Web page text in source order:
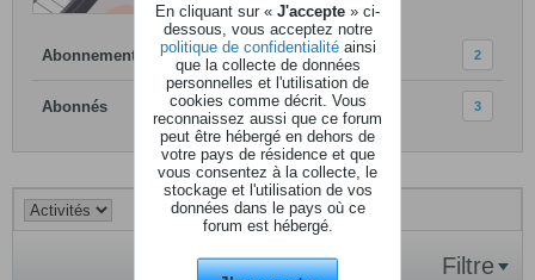
Abonnements 2
Abonnés 3
Filtre
En cliquant sur « J'accepte » ci-
dessous, vous acceptez notre
politique de confidentialitéainsi
que la collecte de données
personnelles et l'utilisation de
cookies comme décrit. Vous
reconnaissez aussi que ce forum
peut être hébergé en dehors de
votre pays de résidence et que
vous consentez à la collecte, le
stockage et l'utilisation de vos
données dans le pays où ce
forum est hébergé.